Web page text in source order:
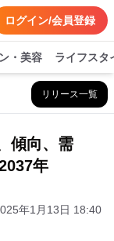
ログイン/会員登録
・美容 ライフスタ
リリース一覧
傾向、需
年
年1月13日 18:40